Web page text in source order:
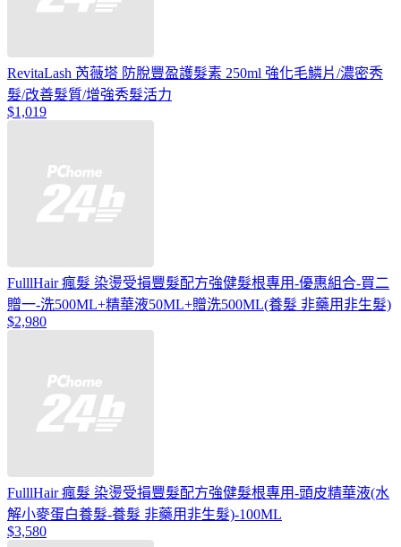
RevitaLash 芮薇塔 防脫豐盈護髮素 250ml 強化毛鱗片/濃密秀
髮/改善髮質/增強秀髮活力
$1,019
FulllHair 瘋髮 染燙受損豐髮配方強健髮根專用-優惠組合-買二
贈一-洗500ML+精華液50ML+贈洗500ML(養髮 非藥用非生髮)
$2,980
FulllHair 瘋髮 染燙受損豐髮配方強健髮根專用-頭皮精華液(水
解小麥蛋白養髮-養髮 非藥用非生髮)-100ML
$3,580